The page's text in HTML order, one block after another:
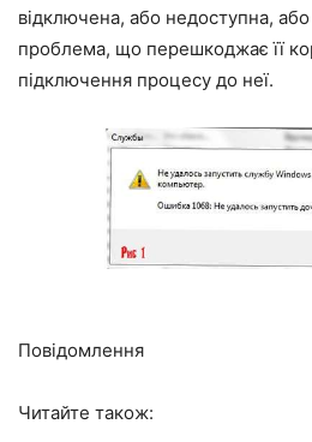
відключена, або недоступна,
проблема, що перешкоджає її
підключення процесу до неї.
Повідомлення
Читайте також: